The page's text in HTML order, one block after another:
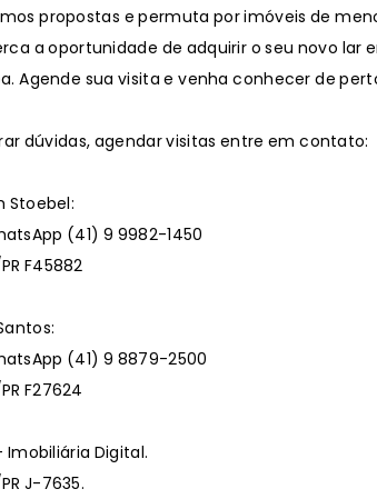
propostas e permuta por imóveis de
a oportunidade de adquirir o seu novo lar
Agende sua visita e venha conhecer de
dúvidas, agendar visitas entre em contato:
Stoebel:
(41) 9 9982-1450
F45882
(41) 9 8879-2500
F27624
Imobiliária Digital.
J-7635.